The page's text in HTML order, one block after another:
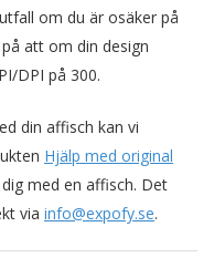
om du är osäker på
att om din design
DPI på 300.
din affisch kan vi
Hjälp med original
med en affisch. Det
via info@expofy.se.